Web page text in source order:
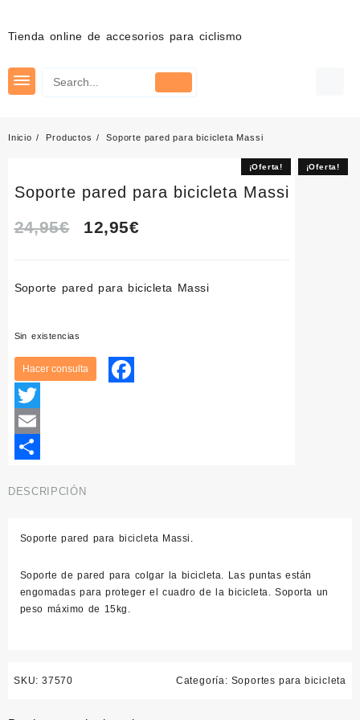
contenido
Tienda online de accesorios para ciclismo
Inicio Productos Soporte pared para bicicleta Massi
¡Oferta!
Soporte pared para bicicleta Massi
24,95€
El
original
24,95€.
12,95€El
actual
Soporte pared para bicicleta Massi
Sin existencias
Facebook
Twitter
Email
¡Oferta!
DESCRIPCIÓN
Soporte pared para bicicleta Massi.
Soporte de pared para colgar la bicicleta. Las puntas están
engomadas para proteger el cuadro de la bicicleta. Soporta un
peso máximo de 15kg.
SKU: 37570 Categoría: Soportes para bicicleta